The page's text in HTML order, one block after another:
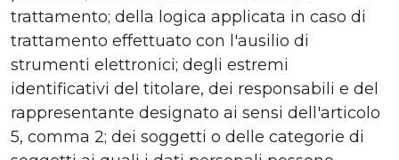
trattamento; della logica applicata in caso di
trattamento effettuato con l'ausilio di
strumenti elettronici; degli estremi
identificativi del titolare, dei responsabili e del
rappresentante designato ai sensi dell'articolo
5, comma 2; dei soggetti o delle categorie di